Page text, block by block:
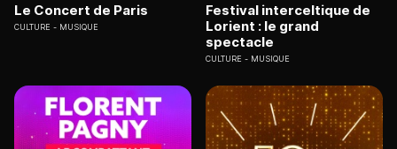
Le Concert de Paris
CULTURE MUSIQUE
Festival interceltique de
Lorient : le grand
spectacle
CULTURE MUSIQUE